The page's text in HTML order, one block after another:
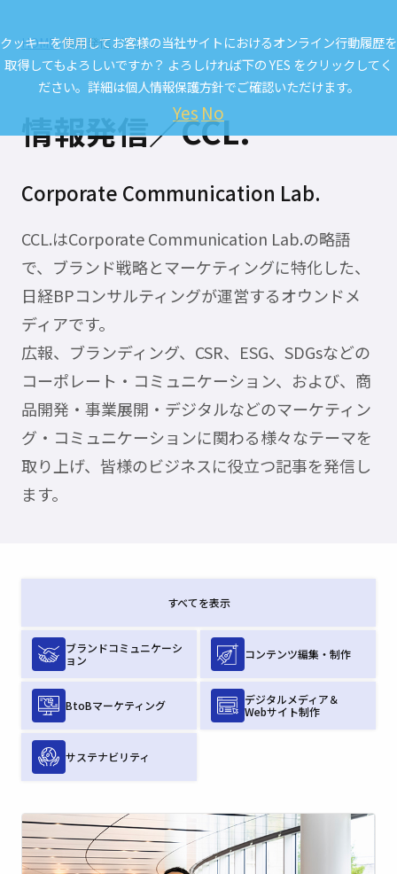
HOME 情報発信／CCL.
情報発信／CCL.
Corporate Communication Lab.
CCL.はCorporate Communication Lab.の略語
で、ブランド戦略とマーケティングに特化した、
日経BPコンサルティングが運営するオウンドメ
ディアです。
広報、ブランディング、CSR、ESG、SDGsなどの
コーポレート・コミュニケーション、および、商
品開発・事業展開・デジタルなどのマーケティン
グ・コミュニケーションに関わる様々なテーマを
取り上げ、皆様のビジネスに役立つ記事を発信し
ます。
すべてを表示
ブランドコミュニケーシ
ョン
コンテンツ編集・制作
BtoBマーケティング
デジタルメディア＆
Webサイト制作
サステナビリティ
クッキーを使用してお客様の当社サイトにおけるオンライン行動履歴を
取得してもよろしいですか？ よろしければ下の YES をクリックしてく
ださい。詳細は個人情報保護方針でご確認いただけます。
Yes No